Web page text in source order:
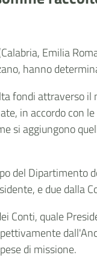
Emilia
hanno
fondi attraverso
in accordo con
si aggiungono
del Dipartimento
e due dalla
Conti, quale
di missione.